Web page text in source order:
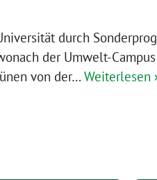
durch
der Umwelt-
von der… Weiterlesen